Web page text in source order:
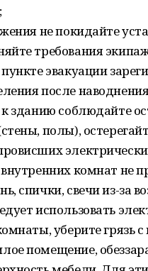
не покидайте
требования
эвакуации
после
зданию соблюдайте
полы),
комнат не
спички, свечи из-за
использовать
уберите грязь
помещение,